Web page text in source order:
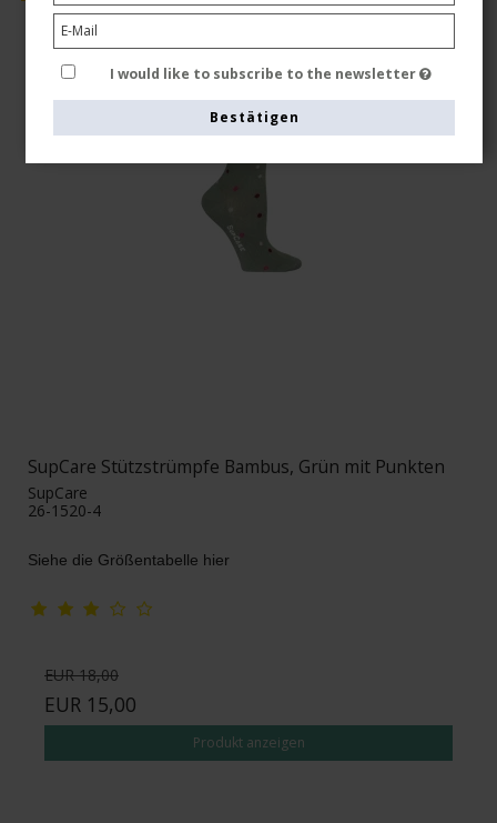
SupCare Stützstrümpfe Bambus, Grün mit Punkten
SupCare
26-1520-4
Siehe die Größentabelle hier
EUR 18,00
EUR 15,00
Produkt anzeigen
I would like to subscribe to the newsletter
Bestätigen